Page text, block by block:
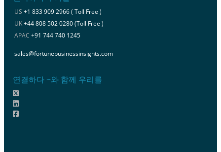
US +1 833 909 2966 ( Toll Free )
UK+44 808 502 0280 (Toll Free )
APAC +91 744 740 1245
sales@fortunebusinessinsights.com
연결하다 ~와 함께 우리를